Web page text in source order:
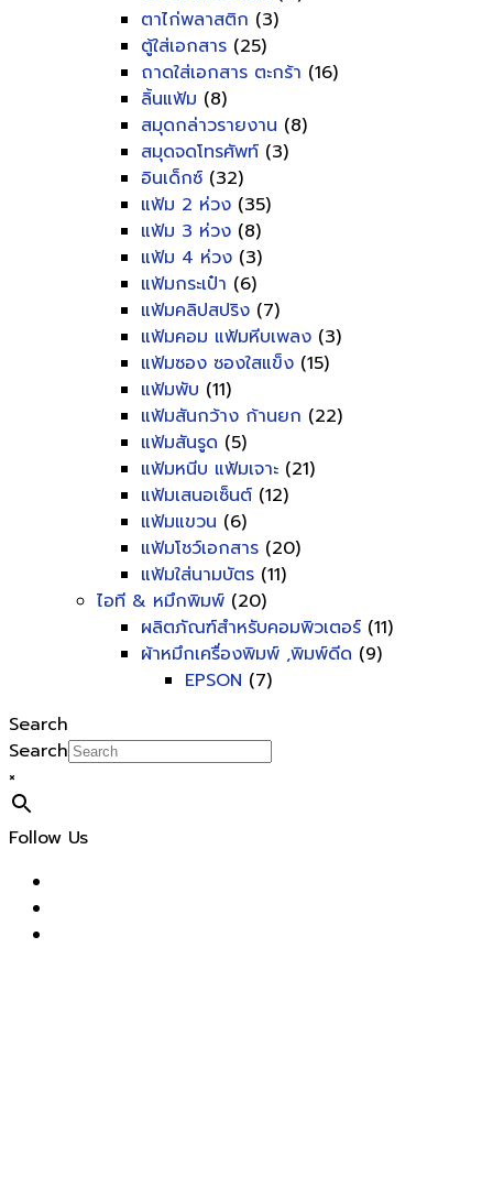
ตาไก่พลาสติก (3)
ตู้ใส่เอกสาร (25)
ถาดใส่เอกสาร ตะกร้า (16)
ลิ้นแฟ้ม (8)
สมุดกล่าวรายงาน (8)
สมุดจดโทรศัพท์ (3)
อินเด็กซ์ (32)
แฟ้ม 2 ห่วง (35)
แฟ้ม 3 ห่วง (8)
แฟ้ม 4 ห่วง (3)
แฟ้มกระเป๋า (6)
แฟ้มคลิปสปริง (7)
แฟ้มคอม แฟ้มหีบเพลง (3)
แฟ้มซอง ซองใสแข็ง (15)
แฟ้มพับ (11)
แฟ้มสันกว้าง ก้านยก (22)
แฟ้มสันรูด (5)
แฟ้มหนีบ แฟ้มเจาะ (21)
แฟ้มเสนอเซ็นต์ (12)
แฟ้มแขวน (6)
แฟ้มโชว์เอกสาร (20)
แฟ้มใส่นามบัตร (11)
ไอที & หมึกพิมพ์ (20)
ผลิตภัณฑ์สำหรับคอมพิวเตอร์ (11)
ผ้าหมึกเครื่องพิมพ์ ,พิมพ์ดีด (9)
EPSON (7)
Search
Search
×
Follow Us